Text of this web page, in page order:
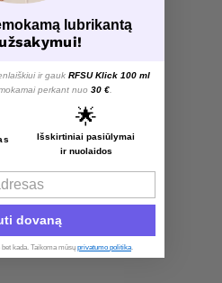
lubrikantą
ir gauk RFSU Klick 100 ml
perkant nuo 30 €
🌟
Išskirtiniai pasiūlymai
ir nuolaidos
dovaną
kada. Taikoma mūsų privatumo politika